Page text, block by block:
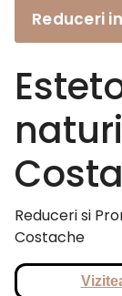
Reduceri
Reduceri si
Costache